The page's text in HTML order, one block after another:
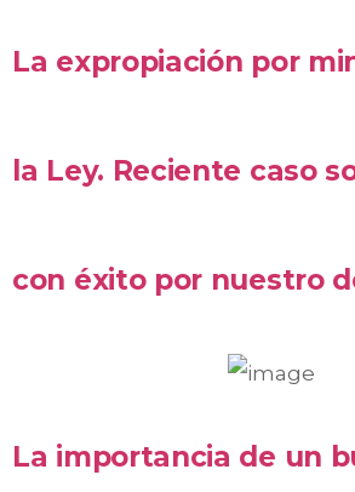
La expropiación por
la Ley. Reciente caso
con éxito por nuestro
La importancia de un